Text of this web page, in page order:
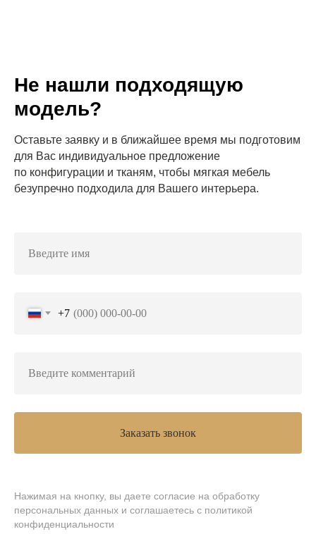
Не нашли подходящую
модель?
Оставьте заявку и в ближайшее время мы подготовим
для Вас индивидуальное предложение
по конфигурации и тканям, чтобы мягкая мебель
безупречно подходила для Вашего интерьера.
+7
Заказать звонок
Нажимая на кнопку, вы даете согласие на обработку
персональных данных и соглашаетесь c политикой
конфиденциальности